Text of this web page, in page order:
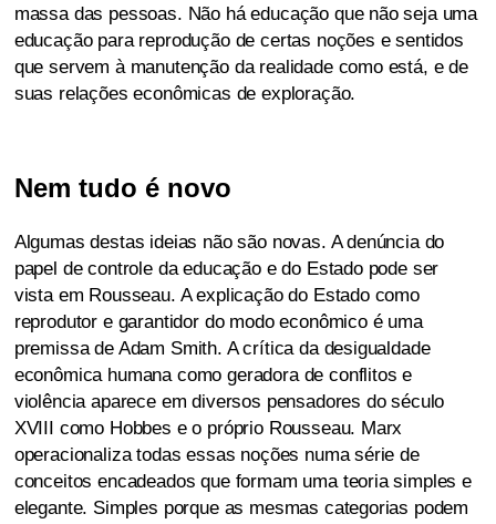
massa das pessoas. Não há educação que não seja uma
educação para reprodução de certas noções e sentidos
que servem à manutenção da realidade como está, e de
suas relações econômicas de exploração.
Nem tudo é novo
Algumas destas ideias não são novas. A denúncia do
papel de controle da educação e do Estado pode ser
vista em Rousseau. A explicação do Estado como
reprodutor e garantidor do modo econômico é uma
premissa de Adam Smith. A crítica da desigualdade
econômica humana como geradora de conflitos e
violência aparece em diversos pensadores do século
XVIII como Hobbes e o próprio Rousseau. Marx
operacionaliza todas essas noções numa série de
conceitos encadeados que formam uma teoria simples e
elegante. Simples porque as mesmas categorias podem